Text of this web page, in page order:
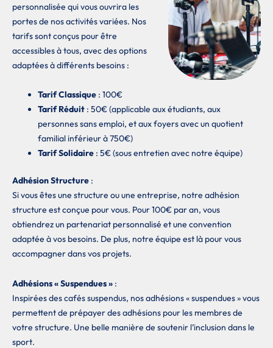
personnalisée qui vous ouvrira les
portes de nos activités variées. Nos
tarifs sont conçus pour être
accessibles à tous, avec des options
adaptées à différents besoins :
Tarif Classique : 100€
Tarif Réduit : 50€ (applicable aux étudiants, aux
personnes sans emploi, et aux foyers avec un quotient
familial inférieur à 750€)
Tarif Solidaire : 5€ (sous entretien avec notre équipe)
Adhésion Structure :
Si vous êtes une structure ou une entreprise, notre adhésion
structure est conçue pour vous. Pour 100€ par an, vous
obtiendrez un partenariat personnalisé et une convention
adaptée à vos besoins. De plus, notre équipe est là pour vous
accompagner dans vos projets.
Adhésions « Suspendues » :
Inspirées des cafés suspendus, nos adhésions « suspendues » vous
permettent de prépayer des adhésions pour les membres de
votre structure. Une belle manière de soutenir l’inclusion dans le
sport.